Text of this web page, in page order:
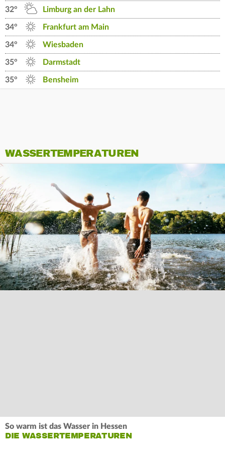
32° Limburg an der Lahn
34° Frankfurt am Main
34° Wiesbaden
35° Darmstadt
35° Bensheim
WASSERTEMPERATUREN
So warm ist das Wasser in Hessen
DIE WASSERTEMPERATUREN